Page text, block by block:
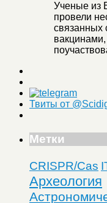
Ученые из
провели
связанных
Твиты от
Метки
CRISPR/Cas
Археология